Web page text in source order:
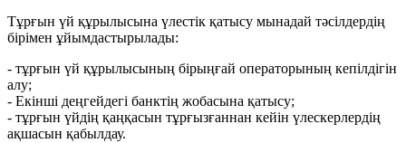
Тұрғын үй құрылысына үлестік қатысу мынадай тәсілдердің
бірімен ұйымдастырылады:
- тұрғын үй құрылысының бірыңғай операторының кепілдігін
алу;
- Екінші деңгейдегі банктің жобасына қатысу;
- тұрғын үйдің қаңқасын тұрғызғаннан кейін үлескерлердің
ақшасын қабылдау.